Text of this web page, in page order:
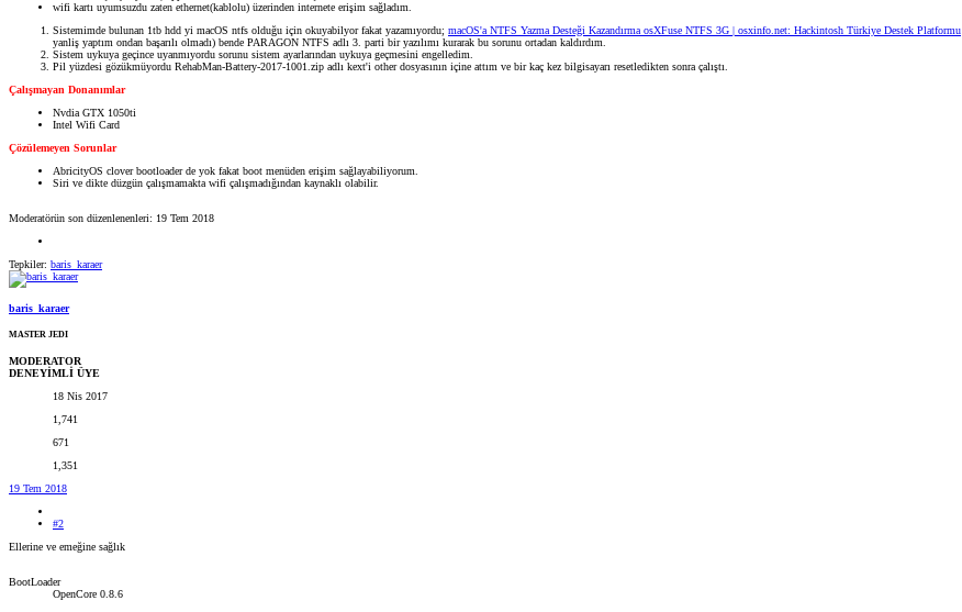
wifi kartı uyumsuzdu zaten ethernet(kablolu) üzerinden internete erişim sağladım.
Sistemimde bulunan 1tb hdd yi macOS ntfs olduğu için okuyabilyor fakat yazamıyordu; macOS'a NTFS Yazma Desteği Kazandırma osXFuse NTFS 3G | osxinfo.net: Hackintosh Türkiye Destek Platformu
yanliş yaptım ondan başarılı olmadı) bende PARAGON NTFS adlı 3. parti bir yazılımı kurarak bu sorunu ortadan kaldırdım.
Sistem uykuya geçince uyanmıyordu sorunu sistem ayarlarından uykuya geçmesini engelledim.
Pil yüzdesi gözükmüyordu RehabMan-Battery-2017-1001.zip adlı kext'i other dosyasının içine attım ve bir kaç kez bilgisayarı resetledikten sonra çalıştı.
Çalışmayan Donanımlar
Nvdia GTX 1050ti
Intel Wifi Card
Çözülemeyen Sorunlar
AbricityOS clover bootloader de yok fakat boot menüden erişim sağlayabiliyorum.
Siri ve dikte düzgün çalışmamakta wifi çalışmadığından kaynaklı olabilir.
Moderatörün son düzenlenenleri: 19 Tem 2018
Tepkiler: baris_karaer
baris_karaer
MASTER JEDI
MODERATOR
DENEYİMLİ ÜYE
18 Nis 2017
1,741
671
1,351
19 Tem 2018
#2
Ellerine ve emeğine sağlık
BootLoader
OpenCore 0.8.6